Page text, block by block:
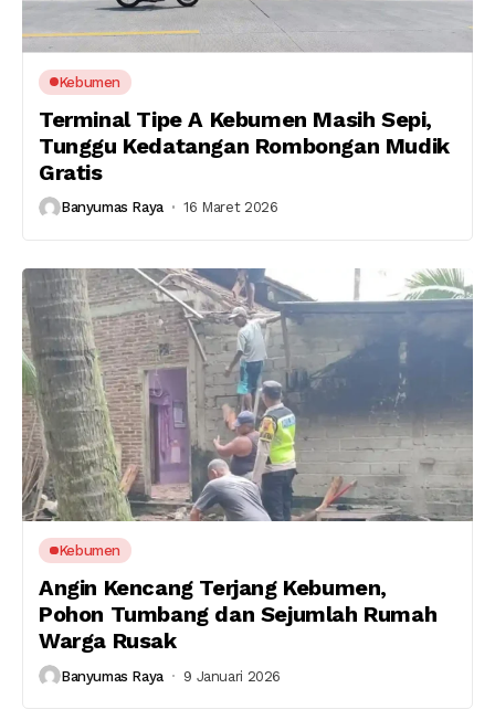
Kebumen
Terminal Tipe A Kebumen Masih Sepi,
Tunggu Kedatangan Rombongan Mudik
Gratis
Banyumas Raya 16 Maret 2026
Kebumen
Angin Kencang Terjang Kebumen,
Pohon Tumbang dan Sejumlah Rumah
Warga Rusak
Banyumas Raya 9 Januari 2026